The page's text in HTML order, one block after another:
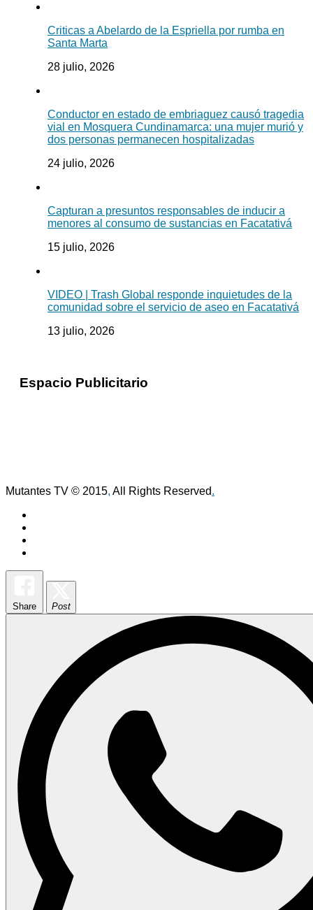
Criticas a Abelardo de la Espriella por rumba en
Santa Marta
28 julio, 2026
Conductor en estado de embriaguez causó tragedia
vial en Mosquera Cundinamarca: una mujer murió y
dos personas permanecen hospitalizadas
24 julio, 2026
Capturan a presuntos responsables de inducir a
menores al consumo de sustancias en Facatativá
15 julio, 2026
VIDEO | Trash Global responde inquietudes de la
comunidad sobre el servicio de aseo en Facatativá
13 julio, 2026
Espacio Publicitario
Mutantes TV © 2015, All Rights Reserved.
Share Post